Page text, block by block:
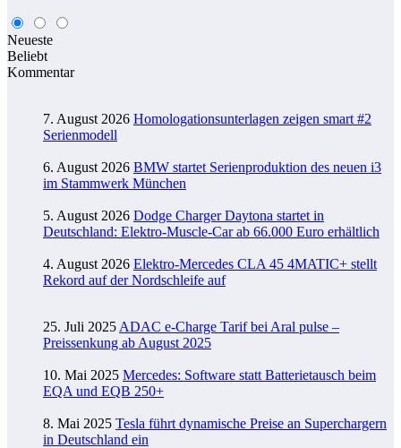
Neueste
Beliebt
Kommentar
7. August 2026 Homologationsunterlagen zeigen smart #2
Serienmodell
6. August 2026 BMW startet Serienproduktion des neuen i3
im Stammwerk München
5. August 2026 Dodge Charger Daytona startet in
Deutschland: Elektro-Muscle-Car ab 66.000 Euro erhältlich
4. August 2026 Elektro-Mercedes CLA 45 4MATIC+ stellt
Rekord auf der Nordschleife auf
25. Juli 2025 ADAC e-Charge Tarif bei Aral pulse –
Preissenkung ab August 2025
10. Mai 2025 Mercedes: Software statt Batterietausch beim
EQA und EQB 250+
8. Mai 2025 Tesla führt dynamische Preise an Superchargern
in Deutschland ein